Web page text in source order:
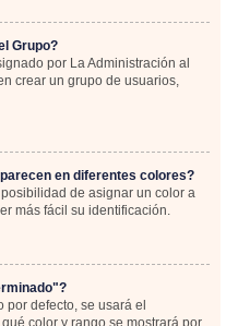
Grupo?
por La Administración al
crear un grupo de usuarios,
en diferentes colores?
de asignar un color a
más fácil su identificación.
defecto, se usará el
color y rango se mostrará por